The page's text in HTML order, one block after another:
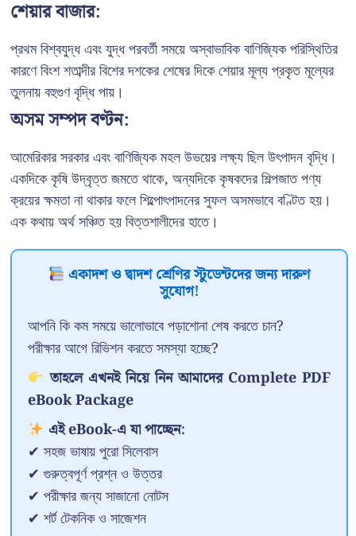
শেয়ার বাজার:
প্রথম বিশ্বযুদ্ধ এবং যুদ্ধ পরবর্তী সময়ে অস্বাভাবিক বাণিজ্যিক পরিস্থিতির
কারণে বিংশ শতাব্দীর বিশের দশকের শেষের দিকে শেয়ার মূল্য প্রকৃত মূল্যের
তুলনায় বহুগুণ বৃদ্ধি পায়।
অসম সম্পদ বণ্টন:
আমেরিকার সরকার এবং বাণিজ্যিক মহল উভয়ের লক্ষ্য ছিল উৎপাদন বৃদ্ধি।
একদিকে কৃষি উদ্‌বৃত্ত জমতে থাকে, অন্যদিকে কৃষকদের শিল্পজাত পণ্য
ক্রয়ের ক্ষমতা না থাকার ফলে শিল্পোৎপাদনের সুফল অসমভাবে বণ্টিত হয়।
এক কথায় অর্থ সঞ্চিত হয় বিত্তশালীদের হাতে।
একাদশ ও দ্বাদশ শ্রেণির স্টুডেন্টদের জন্য দারুণ
সুযোগ!
আপনি কি কম সময়ে ভালোভাবে পড়াশোনা শেষ করতে চান?
পরীক্ষার আগে রিভিশন করতে সমস্যা হচ্ছে?
তাহলে এখনই নিয়ে নিন আমাদের Complete PDF
eBook Package
এই eBook-এ যা পাচ্ছেন:
✔ সহজ ভাষায় পুরো সিলেবাস
✔ গুরুত্বপূর্ণ প্রশ্ন ও উত্তর
✔ পরীক্ষার জন্য সাজানো নোটস
✔ শর্ট টেকনিক ও সাজেশন